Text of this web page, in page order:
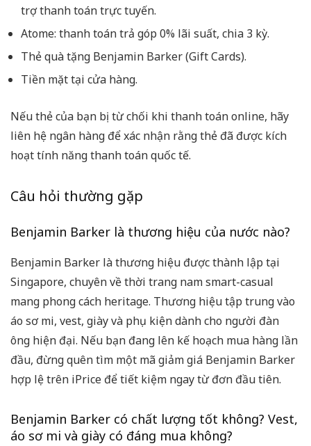
trợ thanh toán trực tuyến.
Atome: thanh toán trả góp 0% lãi suất, chia 3 kỳ.
Thẻ quà tặng Benjamin Barker (Gift Cards).
Tiền mặt tại cửa hàng.
Nếu thẻ của bạn bị từ chối khi thanh toán online, hãy
liên hệ ngân hàng để xác nhận rằng thẻ đã được kích
hoạt tính năng thanh toán quốc tế.
Câu hỏi thường gặp
Benjamin Barker là thương hiệu của nước nào?
Benjamin Barker là thương hiệu được thành lập tại
Singapore, chuyên về thời trang nam smart-casual
mang phong cách heritage. Thương hiệu tập trung vào
áo sơ mi, vest, giày và phụ kiện dành cho người đàn
ông hiện đại. Nếu bạn đang lên kế hoạch mua hàng lần
đầu, đừng quên tìm một mã giảm giá Benjamin Barker
hợp lệ trên iPrice để tiết kiệm ngay từ đơn đầu tiên.
Benjamin Barker có chất lượng tốt không? Vest,
áo sơ mi và giày có đáng mua không?